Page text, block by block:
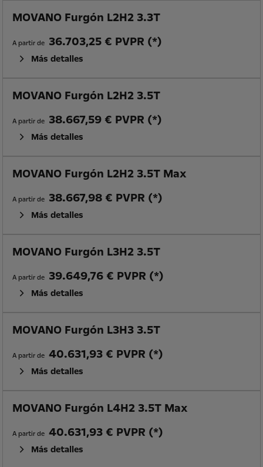
MOVANO Furgón L2H2 3.3T
A partir de 36.703,25 € PVPR (*)
Más detalles
MOVANO Furgón L2H2 3.5T
A partir de 38.667,59 € PVPR (*)
Más detalles
MOVANO Furgón L2H2 3.5T Max
A partir de 38.667,98 € PVPR (*)
Más detalles
MOVANO Furgón L3H2 3.5T
A partir de 39.649,76 € PVPR (*)
Más detalles
MOVANO Furgón L3H3 3.5T
A partir de 40.631,93 € PVPR (*)
Más detalles
MOVANO Furgón L4H2 3.5T Max
A partir de 40.631,93 € PVPR (*)
Más detalles